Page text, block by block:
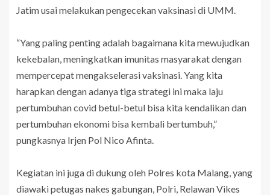
Jatim usai melakukan pengecekan vaksinasi di UMM.
“Yang paling penting adalah bagaimana kita mewujudkan
kekebalan, meningkatkan imunitas masyarakat dengan
mempercepat mengakselerasi vaksinasi. Yang kita
harapkan dengan adanya tiga strategi ini maka laju
pertumbuhan covid betul-betul bisa kita kendalikan dan
pertumbuhan ekonomi bisa kembali bertumbuh,”
pungkasnya Irjen Pol Nico Afinta.
Kegiatan ini juga di dukung oleh Polres kota Malang, yang
diawaki petugas nakes gabungan, Polri, Relawan Vikes